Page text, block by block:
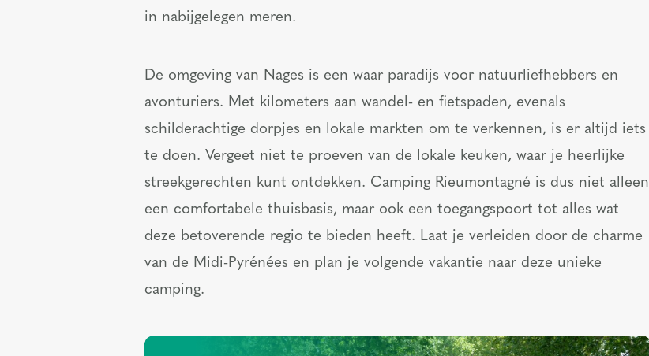
in nabijgelegen meren.
De omgeving van Nages is een waar paradijs voor natuurliefhebbers en
avonturiers. Met kilometers aan wandel- en fietspaden, evenals
schilderachtige dorpjes en lokale markten om te verkennen, is er altijd iets
te doen. Vergeet niet te proeven van de lokale keuken, waar je heerlijke
streekgerechten kunt ontdekken. Camping Rieumontagné is dus niet alleen
een comfortabele thuisbasis, maar ook een toegangspoort tot alles wat
deze betoverende regio te bieden heeft. Laat je verleiden door de charme
van de Midi-Pyrénées en plan je volgende vakantie naar deze unieke
camping.